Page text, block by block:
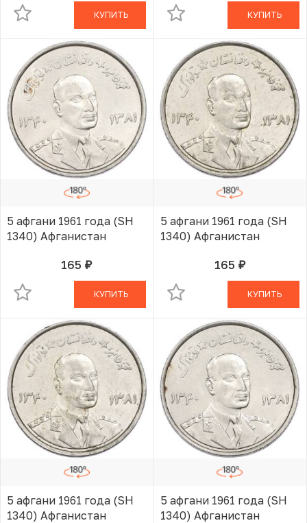
КУПИТЬ КУПИТЬ
5 афгани 1961 года (SH
1340) Афганистан
165 руб.В КОРЗИНЕ
КУПИТЬ
5 афгани 1961 года (SH
1340) Афганистан
165 руб.В КОРЗИНЕ
КУПИТЬ
5 афгани 1961 года (SH
1340) Афганистан
5 афгани 1961 года (SH
1340) Афганистан